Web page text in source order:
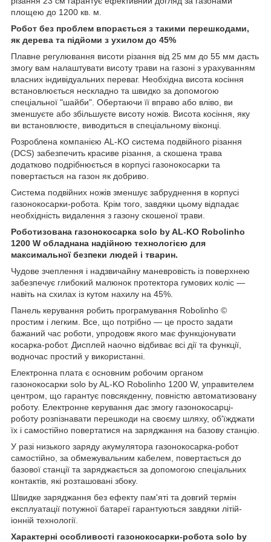
площею до 1200 кв. м.
Робот без проблем впорається з такими перешкодами,
як дерева та підйоми з ухилом до 45%
Плавне регулювання висоти різання від 25 мм до 55 мм дасть
змогу вам налаштувати висоту трави на газоні з урахуванням
власних індивідуальних переваг. Необхідна висота косіння
встановлюється нескладно та швидко за допомогою
спеціальної "шайби". Обертаючи її вправо або вліво, ви
зменшуєте або збільшуєте висоту ножів. Висота косіння, яку
ви встановлюєте, виводиться в спеціальному віконці.
Розроблена компанією AL-KO система подвійного різання
(DCS) забезпечить красиве різання, а скошена трава
додатково подрібнюється в корпусі газонокосарки та
повертається на газон як добриво.
Система подвійних ножів зменшує забруднення в корпусі
газонокосарки-робота. Крім того, завдяки цьому відпадає
необхідність видалення з газону скошеної трави.
Роботизована газонокосарка solo by AL-KO Robolinho
1200 W обладнана надійною технологією для
максимальної безпеки людей і тварин.
Чудове зчеплення і надзвичайну маневровість із поверхнею
забезпечує глибокий малюнок протектора гумових коліс —
навіть на схилах із кутом нахилу на 45%.
Панель керування робить програмування Robolinho ©
простим і легким. Все, що потрібно — це просто задати
бажаний час роботи, упродовж якого має функціонувати
косарка-робот. Дисплей наочно відбиває всі дії та функції,
водночас простий у використанні.
Електронна плата є основним робочим органом
газонокосарки solo by AL-KO Robolinho 1200 W, управителем
центром, що гарантує повсякденну, повністю автоматизовану
роботу. Електронне керування дає змогу газонокосарці-
роботу розпізнавати перешкоди на своєму шляху, об'їжджати
їх і самостійно повертатися на заряджання на базову станцію.
У разі низького заряду акумулятора газонокосарка-робот
самостійно, за обмежувальним кабелем, повертається до
базової станції та заряджається за допомогою спеціальних
контактів, які розташовані збоку.
Швидке заряджання без ефекту пам'яті та довгий термін
експлуатації потужної батареї гарантуються завдяки літій-
іонній технології.
Характерні особливості газонокосарки-робота solo by